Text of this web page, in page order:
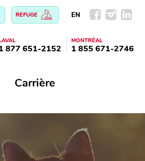
REFUGE EN
877 651-2152
MONTRÉAL
1 855 671-2746
Carrière